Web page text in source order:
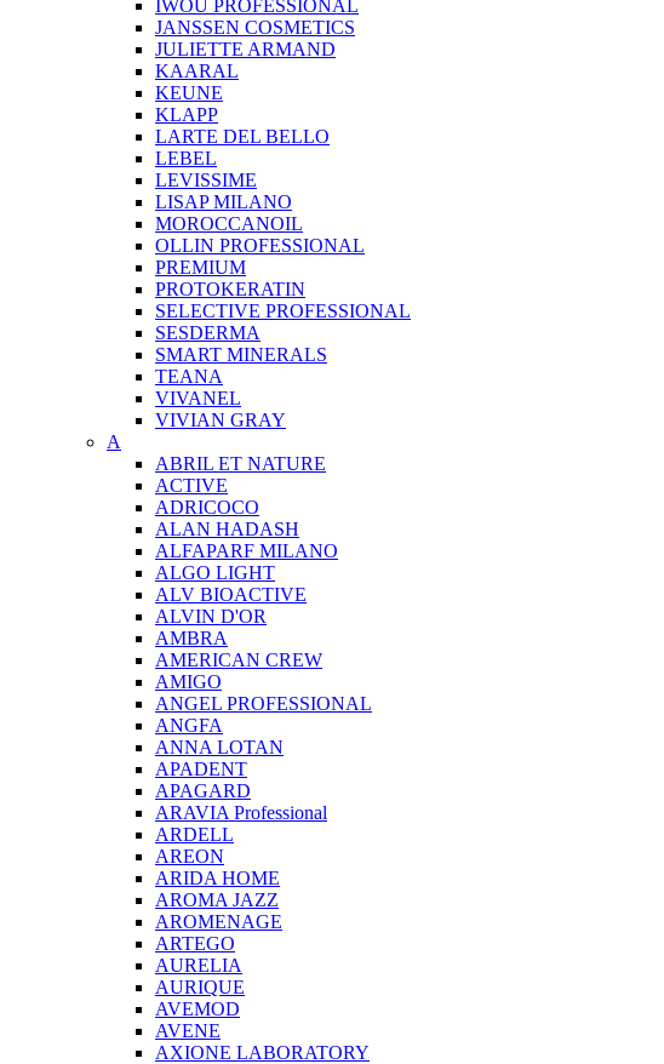
IWOU PROFESSIONAL
JANSSEN COSMETICS
JULIETTE ARMAND
KAARAL
KEUNE
KLAPP
LARTE DEL BELLO
LEBEL
LEVISSIME
LISAP MILANO
MOROCCANOIL
OLLIN PROFESSIONAL
PREMIUM
PROTOKERATIN
SELECTIVE PROFESSIONAL
SESDERMA
SMART MINERALS
TEANA
VIVANEL
VIVIAN GRAY
A
ABRIL ET NATURE
ACTIVE
ADRICOCO
ALAN HADASH
ALFAPARF MILANO
ALGO LIGHT
ALV BIOACTIVE
ALVIN D'OR
AMBRA
AMERICAN CREW
AMIGO
ANGEL PROFESSIONAL
ANGFA
ANNA LOTAN
APADENT
APAGARD
ARAVIA Professional
ARDELL
AREON
ARIDA HOME
AROMA JAZZ
AROMENAGE
ARTEGO
AURELIA
AURIQUE
AVEMOD
AVENE
AXIONE LABORATORY